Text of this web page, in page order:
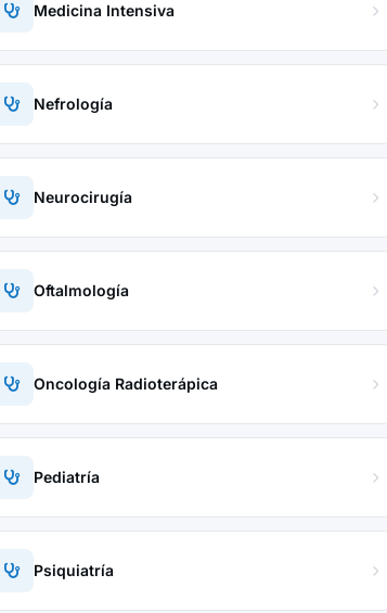
Medicina Intensiva
Nefrología
Neurocirugía
Oftalmología
Oncología Radioterápica
Pediatría
Psiquiatría